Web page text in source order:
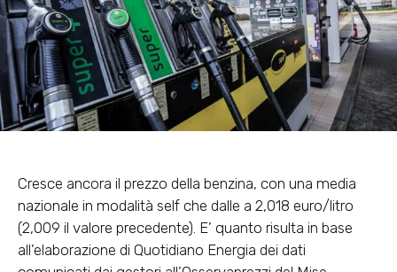
Cresce ancora il prezzo della benzina, con una media
nazionale in modalità self che dalle a 2,018 euro/litro
(2,009 il valore precedente). E’ quanto risulta in base
all’elaborazione di Quotidiano Energia dei dati